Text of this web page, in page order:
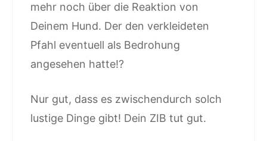
mehr noch über die Reaktion von
Deinem Hund. Der den verkleideten
Pfahl eventuell als Bedrohung
angesehen hatte!?
Nur gut, dass es zwischendurch solch
lustige Dinge gibt! Dein ZIB tut gut.